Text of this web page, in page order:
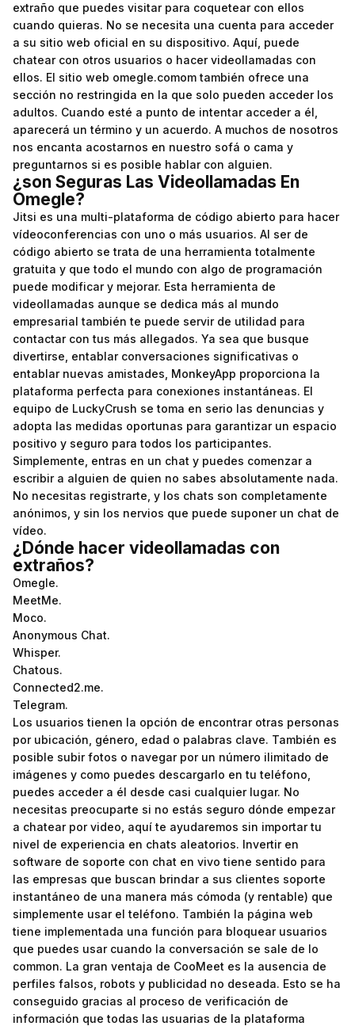
extraño que puedes visitar para coquetear con ellos
cuando quieras. No se necesita una cuenta para acceder
a su sitio web oficial en su dispositivo. Aquí, puede
chatear con otros usuarios o hacer videollamadas con
ellos. El sitio web omegle.comomtambién ofrece una
sección no restringida en la que solo pueden acceder los
adultos. Cuando esté a punto de intentar acceder a él,
aparecerá un término y un acuerdo. A muchos de nosotros
nos encanta acostarnos en nuestro sofá o cama y
preguntarnos si es posible hablar con alguien.
¿son Seguras Las Videollamadas En
Omegle?
Jitsi es una multi-plataforma de código abierto para hacer
vídeoconferencias con uno o más usuarios. Al ser de
código abierto se trata de una herramienta totalmente
gratuita y que todo el mundo con algo de programación
puede modificar y mejorar. Esta herramienta de
videollamadas aunque se dedica más al mundo
empresarial también te puede servir de utilidad para
contactar con tus más allegados. Ya sea que busque
divertirse, entablar conversaciones significativas o
entablar nuevas amistades, MonkeyApp proporciona la
plataforma perfecta para conexiones instantáneas. El
equipo de LuckyCrush se toma en serio las denuncias y
adopta las medidas oportunas para garantizar un espacio
positivo y seguro para todos los participantes.
Simplemente, entras en un chat y puedes comenzar a
escribir a alguien de quien no sabes absolutamente nada.
No necesitas registrarte, y los chats son completamente
anónimos, y sin los nervios que puede suponer un chat de
vídeo.
¿Dónde hacer videollamadas con
extraños?
Omegle.
MeetMe.
Moco.
Anonymous Chat.
Whisper.
Chatous.
Connected2.me.
Telegram.
Los usuarios tienen la opción de encontrar otras personas
por ubicación, género, edad o palabras clave. También es
posible subir fotos o navegar por un número ilimitado de
imágenes y como puedes descargarlo en tu teléfono,
puedes acceder a él desde casi cualquier lugar. No
necesitas preocuparte si no estás seguro dónde empezar
a chatear por video, aquí te ayudaremos sin importar tu
nivel de experiencia en chats aleatorios. Invertir en
software de soporte con chat en vivo tiene sentido para
las empresas que buscan brindar a sus clientes soporte
instantáneo de una manera más cómoda (y rentable) que
simplemente usar el teléfono. También la página web
tiene implementada una función para bloquear usuarios
que puedes usar cuando la conversación se sale de lo
common. La gran ventaja de CooMeet es la ausencia de
perfiles falsos, robots y publicidad no deseada. Esto se ha
conseguido gracias al proceso de verificación de
información que todas las usuarias de la plataforma